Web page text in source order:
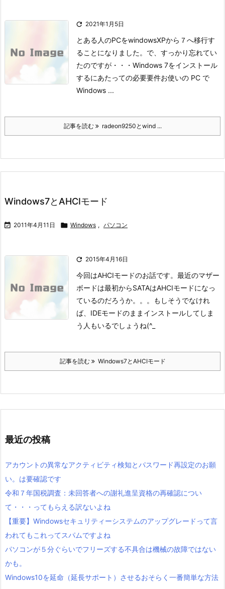
 2021年1月5日
とある人のPCをwindowsXPから７へ移行す
ることになりました。 で、すっかり忘れてい
たのですが・・・ Windows 7をインストール
するにあたっての必要要件お使いの PC で
Windows ...
記事を読む radeon9250とwind ...
Windows7とAHCIモード
 2011年4月11日  Windows , パソコン
 2015年4月16日
今回はAHCIモードのお話です。 最近のマザー
ボードは最初からSATAはAHCIモードになっ
ているのだろうか。。。
もしそうでなけれ
ば、IDEモードのままインストールしてしま
う人もいるでしょうね(^_
記事を読む Windows7とAHCIモード
最近の投稿
アカウントの異常なアクティビティ検知とパスワード再設定のお願
い。は要確認です
令和７年国税調査：未回答者への謝礼進呈資格の再確認につい
て・・・ってもらえる訳ないよね
【重要】Windowsセキュリティーシステムのアップグレードって言
われてもこれってスパムですよね
パソコンが５分ぐらいでフリーズする不具合は機械の故障ではない
かも。
Windows10を延命（延長サポート）させるおそらく一番簡単な方法